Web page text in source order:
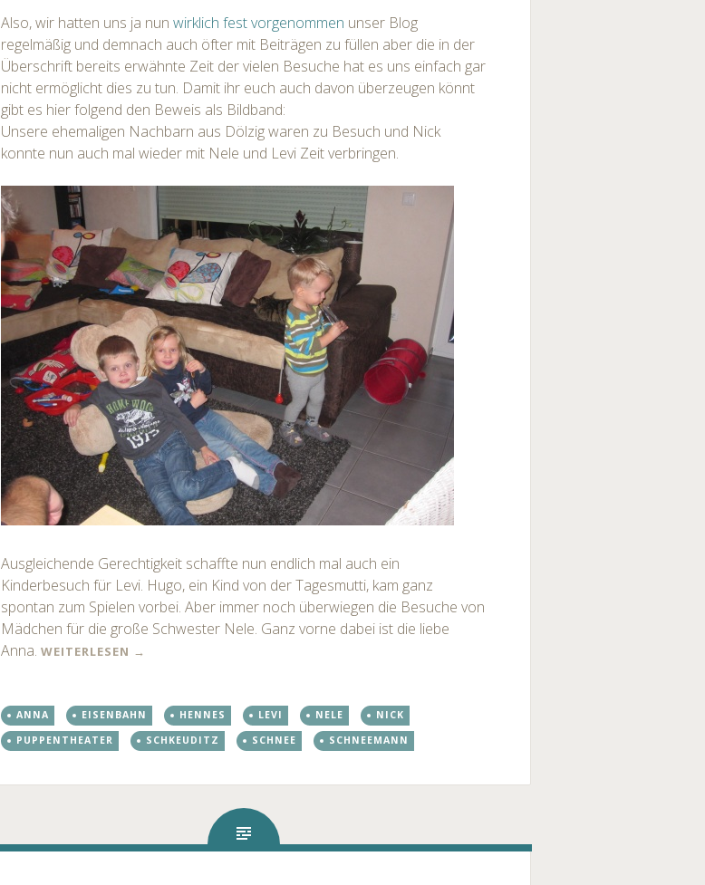
Also, wir hatten uns ja nunwirklich fest vorgenommen unser Blog
regelmäßig und demnach auch öfter mit Beiträgen zu füllen aber die in der
Überschrift bereits erwähnte Zeit der vielen Besuche hat es uns einfach gar
nicht ermöglicht dies zu tun. Damit ihr euch auch davon überzeugen könnt
gibt es hier folgend den Beweis als Bildband:
Unsere ehemaligen Nachbarn aus Dölzig waren zu Besuch und Nick
konnte nun auch mal wieder mit Nele und Levi Zeit verbringen.
Ausgleichende Gerechtigkeit schaffte nun endlich mal auch ein
Kinderbesuch für Levi. Hugo, ein Kind von der Tagesmutti, kam ganz
spontan zum Spielen vorbei. Aber immer noch überwiegen die Besuche von
Mädchen für die große Schwester Nele. Ganz vorne dabei ist die liebe
Anna.WEITERLESEN →
ANNA EISENBAHN HENNES LEVI NELE
NICK
PUPPENTHEATER
SCHKEUDITZ SCHNEE SCHNEEMANN